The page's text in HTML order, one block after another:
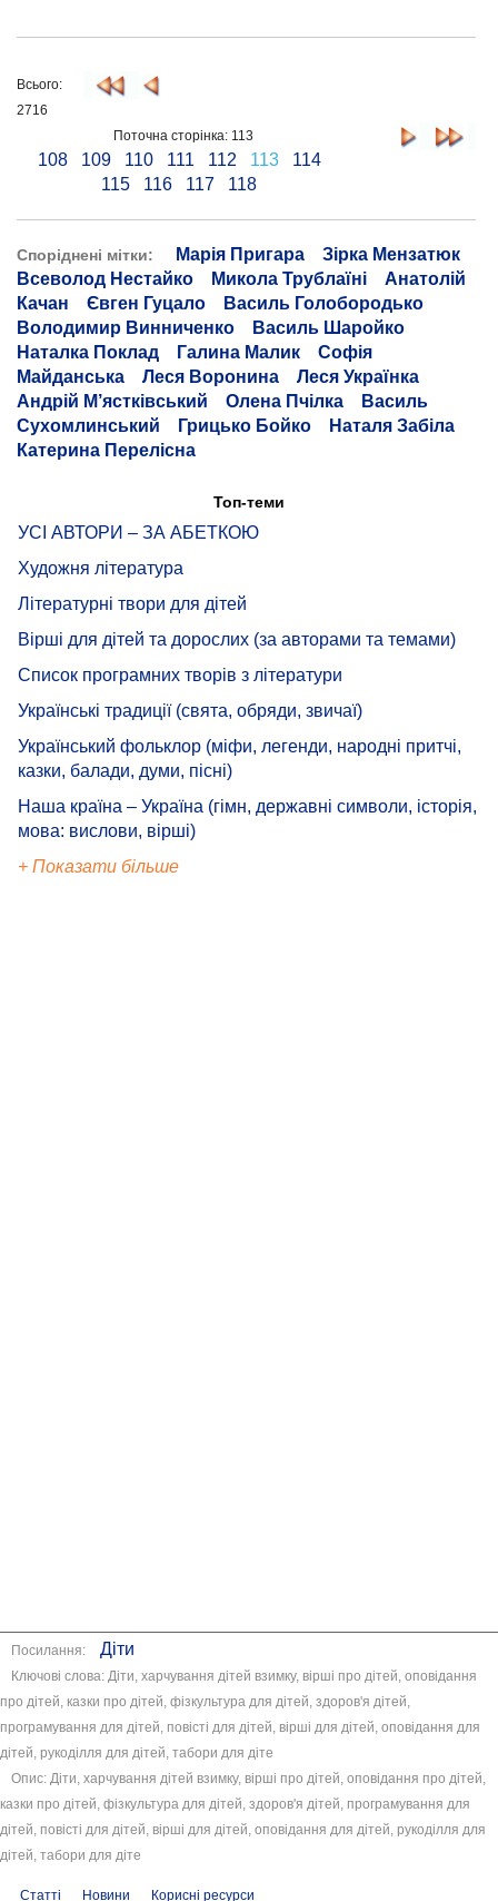
Всього:
2716
Поточна сторінка: 113
108 109 110 111 112 113
114
115
116 117 118
Споріднені мітки: Марія Пригара
Зірка Мензатюк
Всеволод Нестайко
Микола Трублаїні
Анатолій
Качан
Євген Гуцало
Василь Голобородько
Володимир Винниченко
Василь Шаройко
Наталка Поклад
Галина Малик
Софія
Майданська
Леся Воронина
Леся Українка
Андрій М’ястківський
Олена Пчілка
Василь
Сухомлинський
Грицько Бойко
Наталя Забіла
Катерина Перелісна
Топ-теми
УСІ АВТОРИ – ЗА АБЕТКОЮ
Художня література
Літературні твори для дітей
Вірші для дітей та дорослих (за авторами та темами)
Список програмних творів з літератури
Українські традиції (свята, обряди, звичаї)
Український фольклор (міфи, легенди, народні притчі,
казки, балади, думи, пісні)
Наша країна – Україна (гімн, державні символи, історія,
мова: вислови, вірші)
+ Показати більше
Посилання: Діти
Ключові слова: Діти, харчування дітей взимку, вірші про дітей, оповідання
про дітей, казки про дітей, фізкультура для дітей, здоров'я дітей,
програмування для дітей, повісті для дітей, вірші для дітей, оповідання для
дітей, рукоділля для дітей, табори для діте
Опис: Діти, харчування дітей взимку, вірші про дітей, оповідання про дітей,
казки про дітей, фізкультура для дітей, здоров'я дітей, програмування для
дітей, повісті для дітей, вірші для дітей, оповідання для дітей, рукоділля для
дітей, табори для діте
Статті Новини Корисні ресурси